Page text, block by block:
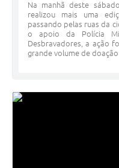
Na manhã deste
realizou mais uma
passando pelas ruas da
o apoio da Polícia
Desbravadores, a ação
grande volume de doação